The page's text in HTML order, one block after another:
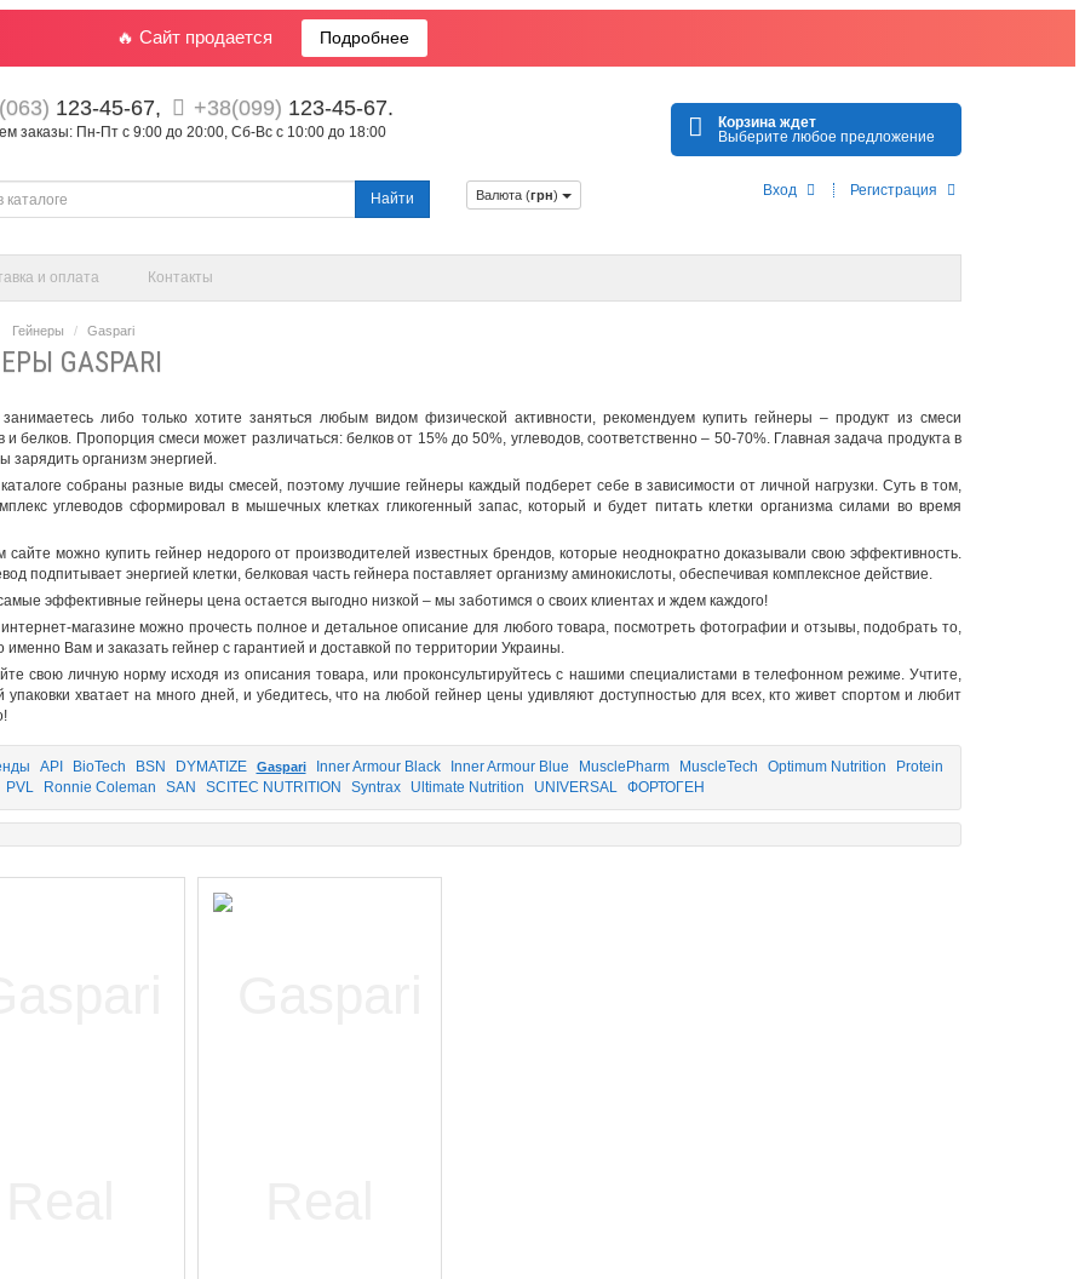
🔥 Сайт продается Подробнее
123-45-67, +38(099) 123-45-67.
заказы: Пн-Пт с 9:00 до 20:00, Сб-Вс с 10:00 до 18:00
Корзина ждет
Выберите любое предложение
Найти Вход Регистрация
Валюта (грн)
и оплата Контакты
Гейнеры Gaspari
GASPARI
либо только хотите заняться любым видом физической активности, рекомендуемкупить гейнеры – продукт из смеси
и белков. Пропорция смеси может различаться: белков от 15% до 50%, углеводов, соответственно – 50-70%. Главная задача продукта в
зарядить организм энергией.
собраны разные виды смесей, поэтомулучшие гейнеры каждый подберет себе в зависимости от личной нагрузки. Суть в том,
углеводов сформировал в мышечных клетках гликогенный запас, который и будет питать клетки организма силами во время
сайте можно купить гейнер недорогоот производителей известных брендов, которые неоднократно доказывали свою эффективность.
подпитывает энергией клетки, белковая часть гейнера поставляет организму аминокислоты, обеспечивая комплексное действие.
эффективные гейнеры ценаостается выгодно низкой – мы заботимся о своих клиентах и ждем каждого!
магазине можно прочесть полное и детальное описание для любого товара, посмотреть фотографии и отзывы, подобрать то,
именно Вам и заказать гейнерс гарантией и доставкой по территории Украины.
свою личную норму исходя из описания товара, или проконсультируйтесь с нашими специалистами в телефонном режиме. Учтите,
упаковки хватает на много дней, и убедитесь, что на любойгейнер цены удивляют доступностью для всех, кто живет спортом и любит
API BioTech BSN DYMATIZE Gaspari Inner Armour Black Inner Armour Blue MusclePharm MuscleTech Optimum Nutrition
Protein
PVL Ronnie Coleman SAN SCITEC NUTRITION Syntrax Ultimate Nutrition UNIVERSAL ФОРТОГЕН